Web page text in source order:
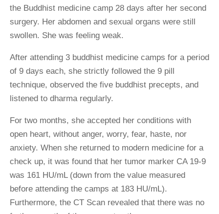
the Buddhist medicine camp 28 days after her second
surgery. Her abdomen and sexual organs were still
swollen. She was feeling weak.
After attending 3 buddhist medicine camps for a period
of 9 days each, she strictly followed the 9 pill
technique, observed the five buddhist precepts, and
listened to dharma regularly.
For two months, she accepted her conditions with
open heart, without anger, worry, fear, haste, nor
anxiety. When she returned to modern medicine for a
check up, it was found that her tumor marker CA 19-9
was 161 HU/mL (down from the value measured
before attending the camps at 183 HU/mL).
Furthermore, the CT Scan revealed that there was no